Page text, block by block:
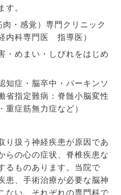
す。
・感覚）専門クリニック
内科専門医 指導医）
めまい・しびれをはじめ
症・脳卒中・パーキンソ
省指定難病：脊髄小脳変性
重症筋無力症など）
り扱う神経疾患が原因であ
らの心の症状、脊椎疾患な
るものあります。当院で
患、手術治療が必要な脳神
ない、それぞれの専門科で